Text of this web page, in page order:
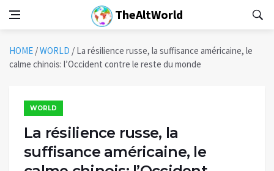
TheAltWorld
HOME /WORLD / La résilience russe, la suffisance américaine, le
calme chinois: l’Occident contre le reste du monde
WORLD
La résilience russe, la
suffisance américaine, le